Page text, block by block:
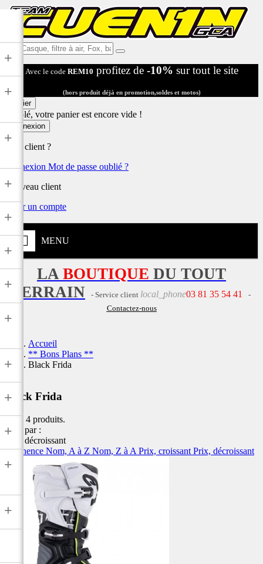
Ex:
Casque,
filtre
air,
Fox,
...
Avec le code REM10 profitez de -10% sur tout le site
(hors produit déjà en promotion,soldes et motos)
Panier
Désolé, votre panier est encore vide !
Connexion
Déjà client ?
Connexion Mot de passe oublié ?
Nouveau client
Créer un compte
MENU
+
+
+
+
+
+
+
+
+
+
+
+
+
LA BOUTIQUE DU TOUT
TERRAIN
- Service client local_phone03 81 35 54 41
-
Contactez-nous
Accueil
** Bons Plans **
Black Frida
Black Frida
Il y a 4 produits.
Trier par :
Prix, décroissant
Pertinence Nom, A à Z Nom, Z à A Prix, croissant Prix, décroissant